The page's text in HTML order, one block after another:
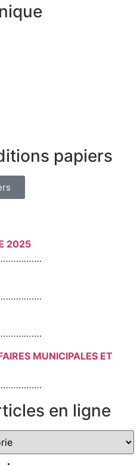
papiers
2025
MUNICIPALES ET
en ligne